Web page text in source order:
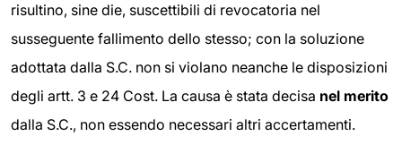
risultino, sine die, suscettibili di revocatoria nel
susseguente fallimento dello stesso; con la soluzione
adottata dalla S.C. non si violano neanche le disposizioni
degli artt. 3 e 24 Cost. La causa è stata decisa nel merito
dalla S.C., non essendo necessari altri accertamenti.